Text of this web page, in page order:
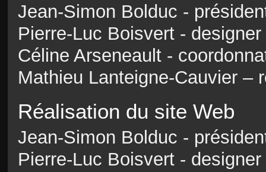
Jean-Simon Bolduc -
Pierre-Luc Boisvert -
Céline Arseneault -
Mathieu Lanteigne-Cauvier –
Réalisation du site Web
Jean-Simon Bolduc -
Pierre-Luc Boisvert -